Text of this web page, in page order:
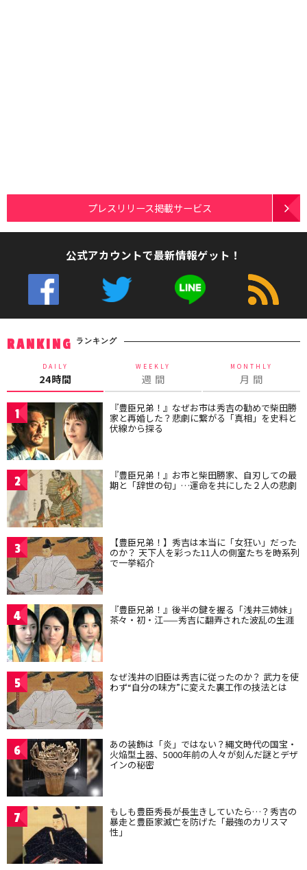
プレスリリース掲載サービス
公式アカウントで最新情報ゲット！
RANKING ランキング
DAILY
24時間
WEEKLY
週 間
MONTHLY
月 間
1 『豊臣兄弟！』なぜお市は秀吉の勧めで柴田勝
家と再婚した？悲劇に繋がる「真相」を史料と
伏線から探る
2 『豊臣兄弟！』お市と柴田勝家、自刃しての最
期と「辞世の句」…運命を共にした２人の悲劇
3 【豊臣兄弟！】秀吉は本当に「女狂い」だった
のか？ 天下人を彩った11人の側室たちを時系列
で一挙紹介
4 『豊臣兄弟！』後半の鍵を握る「浅井三姉妹」
茶々・初・江——秀吉に翻弄された波乱の生涯
5 なぜ浅井の旧臣は秀吉に従ったのか？ 武力を使
わず“自分の味方”に変えた裏工作の技法とは
6 あの装飾は「炎」ではない？縄文時代の国宝・
火焔型土器、5000年前の人々が刻んだ謎とデザ
インの秘密
7 もしも豊臣秀長が長生きしていたら…？秀吉の
暴走と豊臣家滅亡を防げた「最強のカリスマ
性」